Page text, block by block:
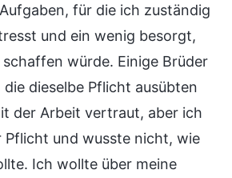
für die ich zuständig
und ein wenig besorgt,
würde. Einige Brüder
dieselbe Pflicht ausübten
der Arbeit vertraut, aber ich
Pflicht und wusste nicht, wie
Ich wollte über meine